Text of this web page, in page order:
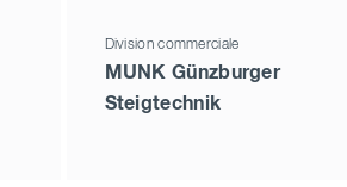
Division commerciale
MUNK Günzburger
Steigtechnik